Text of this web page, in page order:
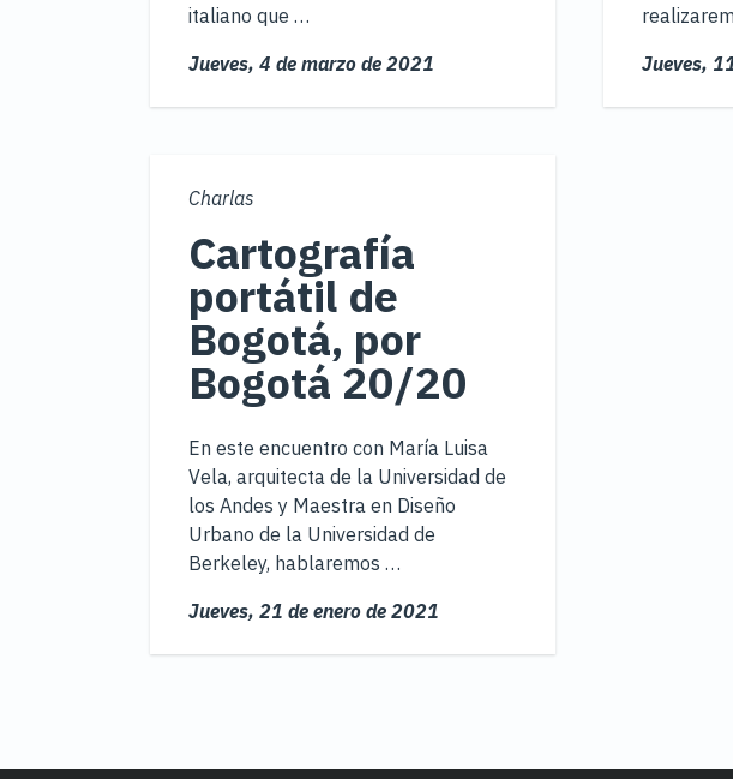
italiano que …
Jueves,4 de marzo de 2021
Jueves,
Charlas
Cartografía
portátil de
Bogotá, por
Bogotá 20/20
En este encuentro con María Luisa
Vela, arquitecta de la Universidad de
los Andes y Maestra en Diseño
Urbano de la Universidad de
Berkeley, hablaremos …
Jueves,21 de enero de 2021